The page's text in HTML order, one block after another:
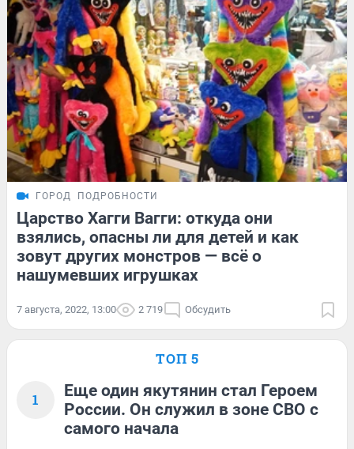
ГОРОД ПОДРОБНОСТИ
Царство Хагги Вагги: откуда они
взялись, опасны ли для детей и как
зовут других монстров — всё о
нашумевших игрушках
7 августа, 2022, 13:00 2 719 Обсудить
ТОП 5
1
Еще один якутянин стал Героем
России. Он служил в зоне СВО с
самого начала